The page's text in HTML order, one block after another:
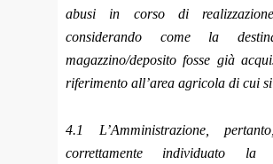
abusi in corso di
considerando come la
magazzino/deposito fosse già
riferimento all’area agricola di cui
4.1 L’Amministrazione,
correttamente individuato la